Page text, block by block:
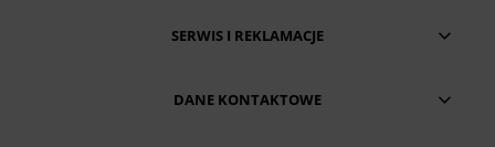
SERWIS I REKLAMACJE
DANE KONTAKTOWE